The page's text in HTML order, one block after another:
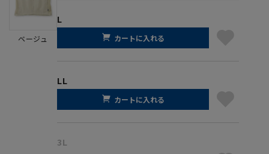
ベージュ
L
カートに入れる
LL
カートに入れる
3L